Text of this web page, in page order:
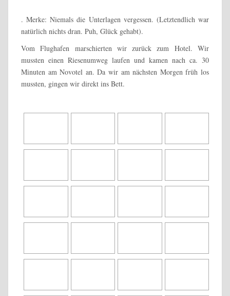
. Merke: Niemals die Unterlagen vergessen. (Letztendlich war
natürlich nichts dran. Puh, Glück gehabt).
Vom Flughafen marschierten wir zurück zum Hotel. Wir
mussten einen Riesenumweg laufen und kamen nach ca. 30
Minuten am Novotel an. Da wir am nächsten Morgen früh los
mussten, gingen wir direkt ins Bett.